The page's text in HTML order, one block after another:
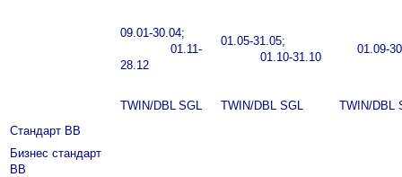
09.01-30.04;
01.11-
28.12
01.05-31.05;
01.10-31.10
01.09-
TWIN/DBL SGL TWIN/DBL SGL TWIN/DBL
Стандарт ВВ
Бизнес стандарт
ВВ